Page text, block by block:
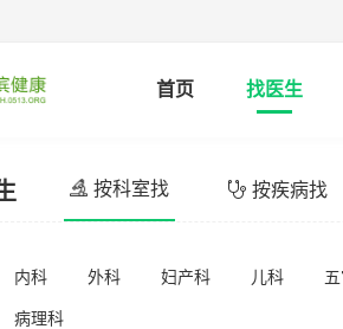
首页 找医生
按科室找 按疾病找
内科 外科 妇产科 儿科
病理科